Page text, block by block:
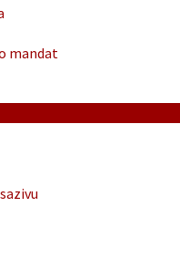
mandat